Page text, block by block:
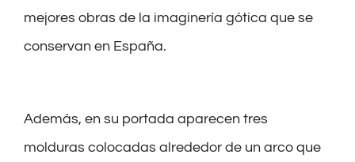
mejores obras de la imaginería gótica que se
conservan en España.
Además, en su portada aparecen tres
molduras colocadas alrededor de un arco que